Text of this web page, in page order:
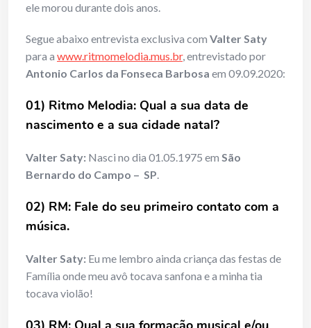
ele morou durante dois anos.
Segue abaixo entrevista exclusiva com Valter Saty
para a www.ritmomelodia.mus.br, entrevistado por
Antonio Carlos da Fonseca Barbosa em 09.09.2020:
01) Ritmo Melodia: Qual a sua data de
nascimento e a sua cidade natal?
Valter Saty: Nasci no dia 01.05.1975 em São
Bernardo do Campo – SP.
02) RM: Fale do seu primeiro contato com a
música.
Valter Saty: Eu me lembro ainda criança das festas de
Família onde meu avô tocava sanfona e a minha tia
tocava violão!